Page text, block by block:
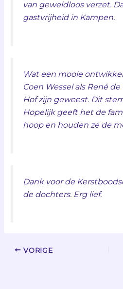
van geweldloos verzet.
gastvrijheid in Kampen.
Wat een mooie
Coen Wessel als René
Hof zijn geweest. Dit
Hopelijk geeft het de
hoop en houden ze de
Dank voor de
de dochters. Erg lief.
VORIGE